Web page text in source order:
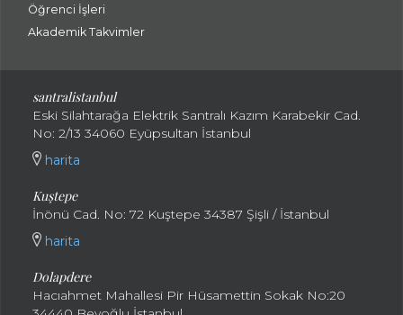
Öğrenci İşleri
Akademik Takvimler
santralistanbul
Eski Silahtarağa Elektrik Santralı Kazım Karabekir Cad.
No: 2/13 34060 Eyüpsultan İstanbul
harita
Kuştepe
İnönü Cad. No: 72 Kuştepe 34387 Şişli / İstanbul
harita
Dolapdere
Hacıahmet Mahallesi Pir Hüsamettin Sokak No:20